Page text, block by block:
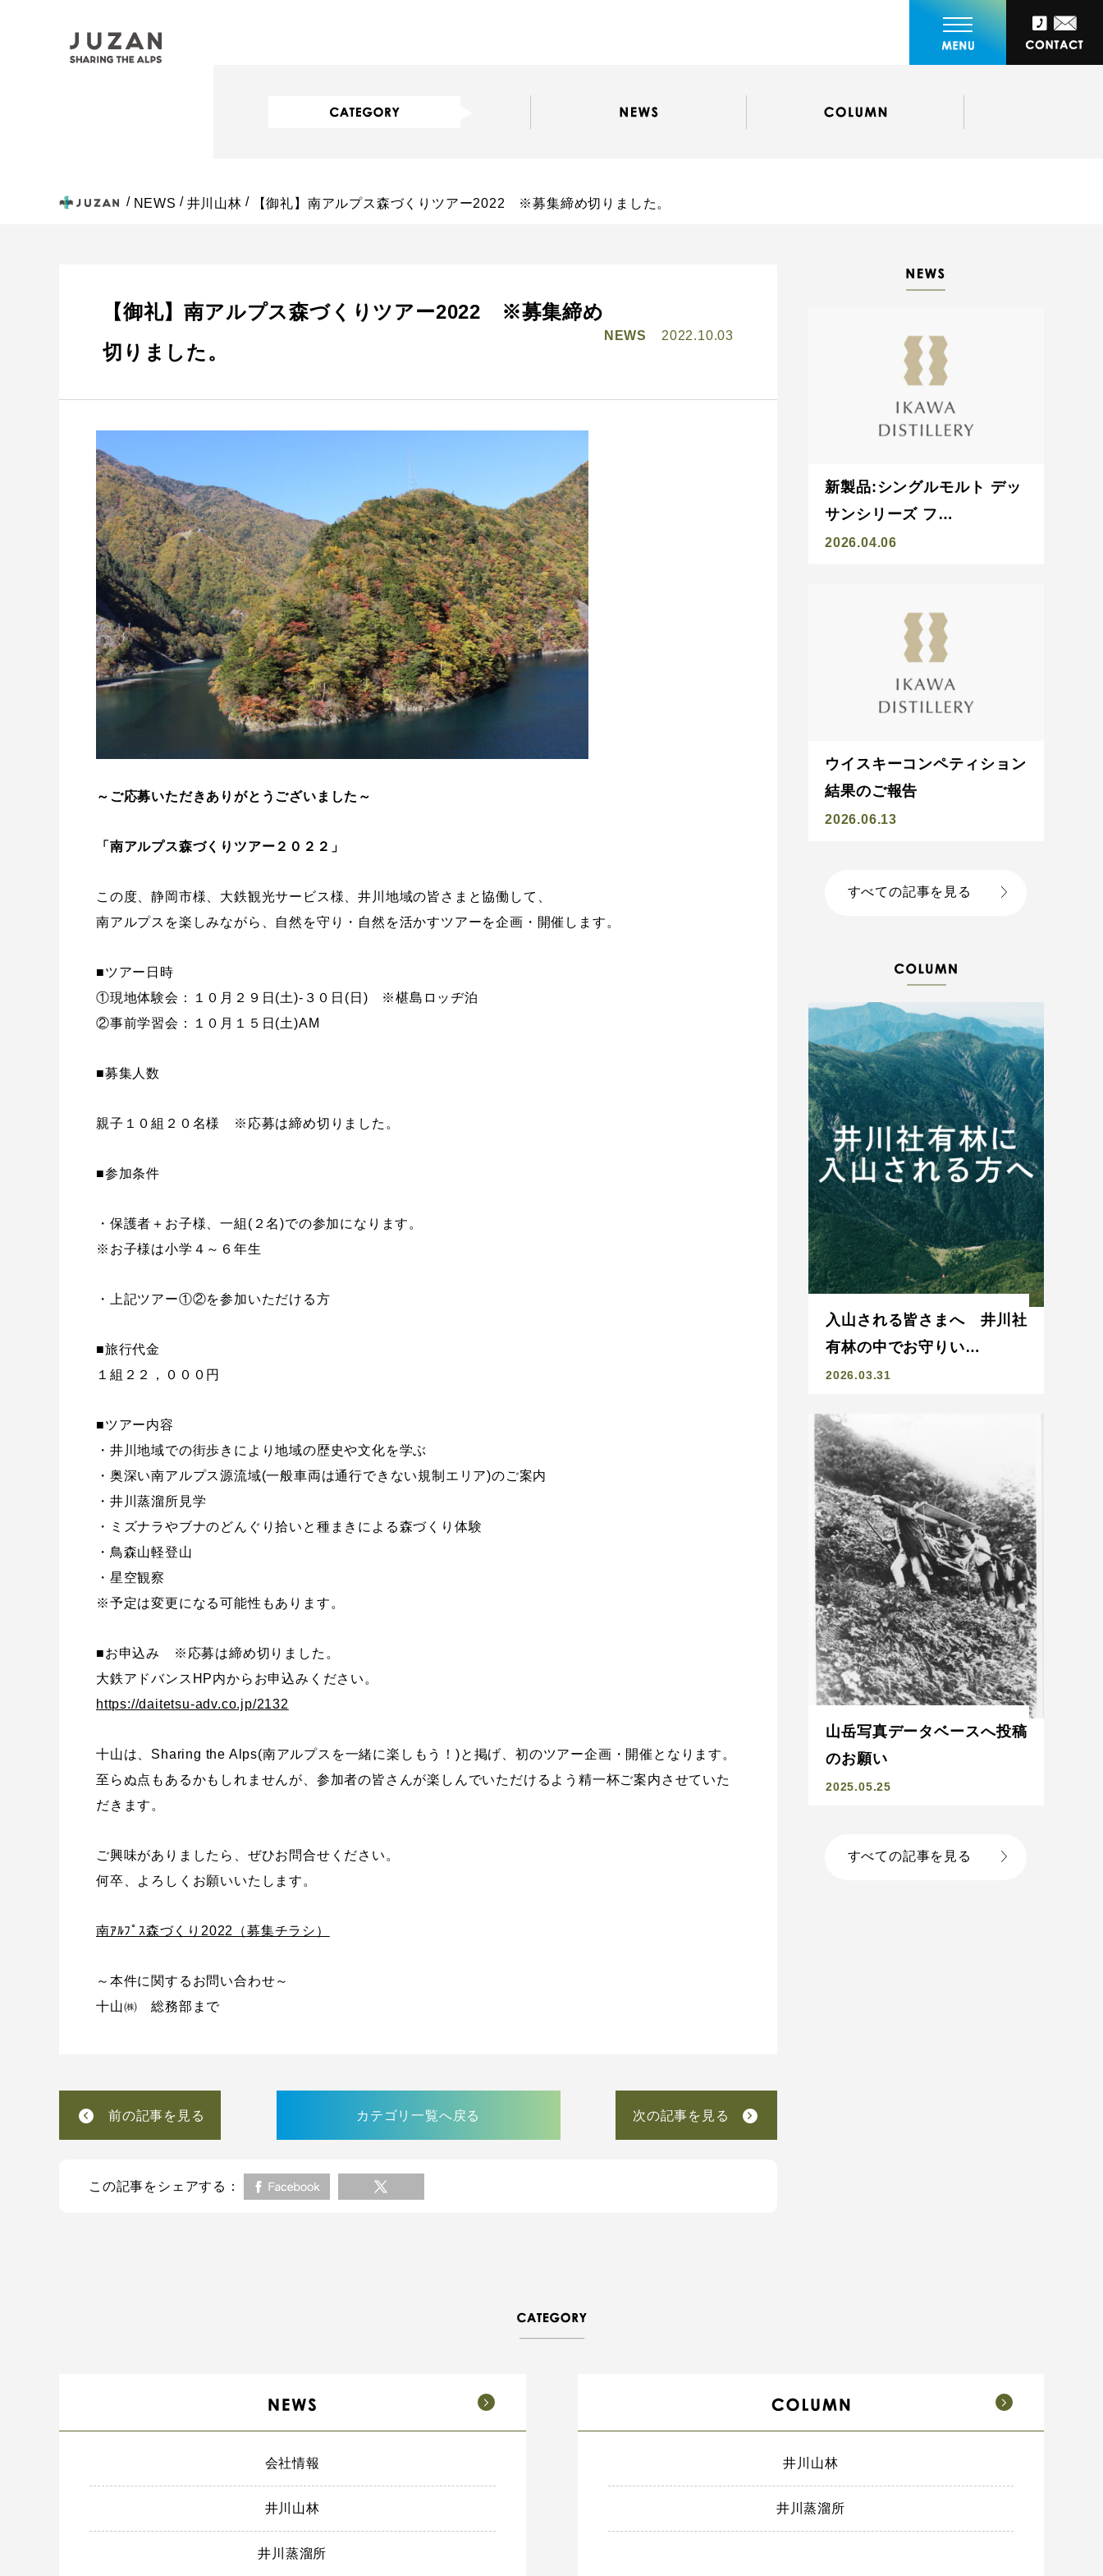
NEWS 井川山林 【御礼】南アルプス森づくりツアー2022 ※募集締め切りました。
【御礼】南アルプス森づくりツアー2022 ※募集締め
切りました。
NEWS 2022.10.03
～ご応募いただきありがとうございました～
「南アルプス森づくりツアー２０２２」
この度、静岡市様、大鉄観光サービス様、井川地域の皆さまと協働して、
南アルプスを楽しみながら、自然を守り・自然を活かすツアーを企画・開催します。
■ツアー日時
①現地体験会：１０月２９日(土)-３０日(日) ※椹島ロッヂ泊
②事前学習会：１０月１５日(土)AM
■募集人数
親子１０組２０名様 ※応募は締め切りました。
■参加条件
・保護者＋お子様、一組(２名)での参加になります。
※お子様は小学４～６年生
・上記ツアー①②を参加いただける方
■旅行代金
１組２２，０００円
■ツアー内容
・井川地域での街歩きにより地域の歴史や文化を学ぶ
・奥深い南アルプス源流域(一般車両は通行できない規制エリア)のご案内
・井川蒸溜所見学
・ミズナラやブナのどんぐり拾いと種まきによる森づくり体験
・鳥森山軽登山
・星空観察
※予定は変更になる可能性もあります。
■お申込み ※応募は締め切りました。
大鉄アドバンスHP内からお申込みください。
https://daitetsu-adv.co.jp/2132
十山は、Sharing the Alps(南アルプスを一緒に楽しもう！)と掲げ、初のツアー企画・開催となります。
至らぬ点もあるかもしれませんが、参加者の皆さんが楽しんでいただけるよう精一杯ご案内させていた
だきます。
ご興味がありましたら、ぜひお問合せください。
何卒、よろしくお願いいたします。
南ｱﾙﾌﾟｽ森づくり2022（募集チラシ）
～本件に関するお問い合わせ～
十山㈱ 総務部まで
前の記事を見る カテゴリ一覧へ戻る 次の記事を見る
この記事をシェアする：
新製品:シングルモルト デッ
サンシリーズ フ…
2026.04.06
ウイスキーコンペティション
結果のご報告
2026.06.13
すべての記事を見る
入山される皆さまへ 井川社
有林の中でお守りい…
2026.03.31
山岳写真データベースへ投稿
のお願い
2025.05.25
すべての記事を見る
会社情報
井川山林
井川蒸溜所
井川山林
井川蒸溜所